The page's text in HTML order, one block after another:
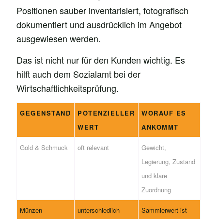
Positionen sauber inventarisiert, fotografisch
dokumentiert und ausdrücklich im Angebot
ausgewiesen werden.
Das ist nicht nur für den Kunden wichtig. Es
hilft auch dem Sozialamt bei der
Wirtschaftlichkeitsprüfung.
GEGENSTAND
POTENZIELLER
WERT
WORAUF ES
ANKOMMT
Gold & Schmuck oft relevant
Gewicht,
Legierung, Zustand
und klare
Zuordnung
Münzen unterschiedlich
Sammlerwert ist